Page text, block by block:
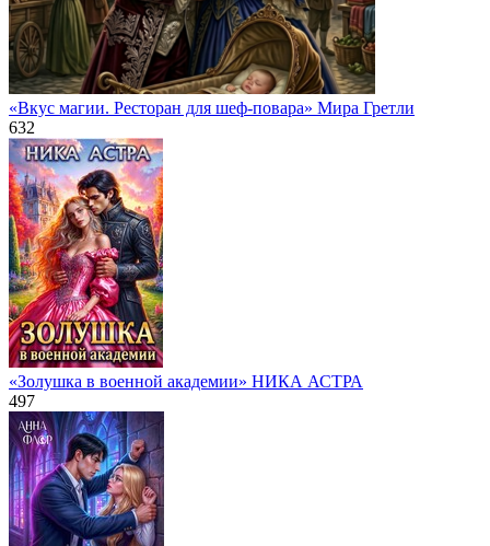
«Вкус магии. Ресторан для шеф-повара» Мира Гретли
632
«Золушка в военной академии» НИКА АСТРА
497